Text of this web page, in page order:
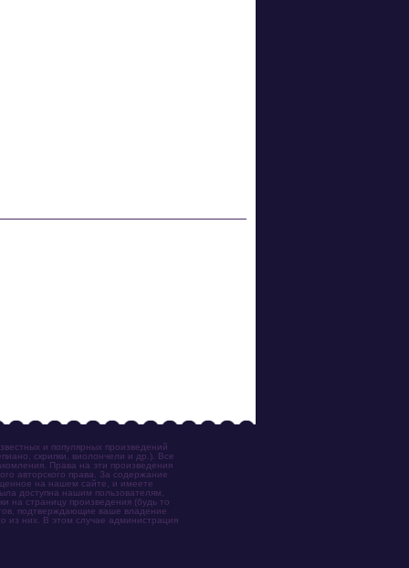
и популярных произведений
скрипки, виолончели и др.). Все
Права на эти произведения
авторского права. За содержание
на нашем сайте, и имеете
доступна нашим пользователям,
на страницу произведения (будь то
подтверждающие ваше владение
из них. В этом случае администрация